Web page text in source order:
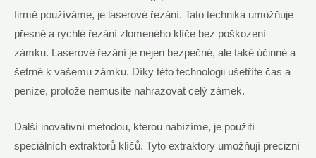
‍firmě používáme, je laserové‍ řezání.⁣ Tato ⁣technika ​umožňuje
přesné a rychlé ⁣řezání zlomeného‌ klíče bez poškození​
zámku. Laserové řezání‌ je nejen ⁢bezpečné, ale také ‍účinné a
šetrné k⁣ vašemu‌ zámku. Díky této technologii ‍ušetříte čas a
peníze, protože nemusíte nahrazovat celý zámek.
Další⁣ inovativní metodou, kterou nabízíme, je použití
speciálních ⁤extraktorů klíčů. Tyto extraktory umožňují precizní